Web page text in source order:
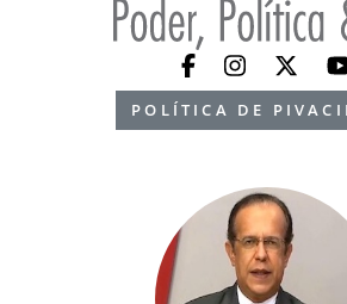
POLÍTICA DE